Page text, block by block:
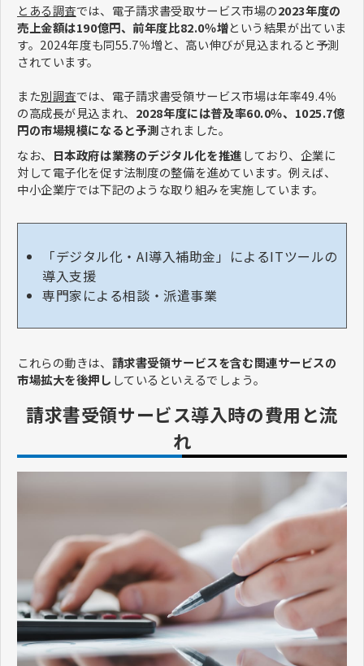
とある調査では、電子請求書受取サービス市場の2023年度の
売上金額は190億円、前年度比82.0％増という結果が出ていま
す。2024年度も同55.7％増と、高い伸びが見込まれると予測
されています。
また別調査では、電子請求書受領サービス市場は年率49.4％
の高成長が見込まれ、 2028年度には普及率60.0％、1025.7億
円の市場規模になると予測されました。
なお、
日本政府は業務のデジタル化を推進しており、企業に
対して電子化を促す法制度の整備を進めています。例えば、
中小企業庁では下記のような取り組みを実施しています。
「デジタル化・AI導入補助金」によるITツールの
導入支援
専門家による相談・派遣事業
これらの動きは、 請求書受領サービスを含む関連サービスの
市場拡大を後押し しているといえるでしょう。
請求書受領サービス導入時の費用と流
れ